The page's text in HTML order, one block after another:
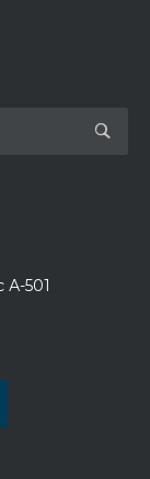
А-501